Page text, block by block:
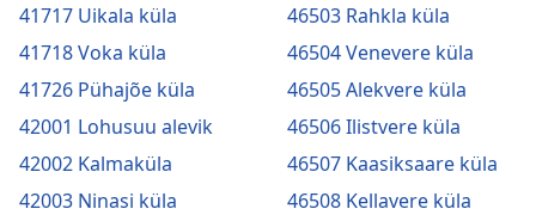
41717 Uikala küla
41718 Voka küla
41726 Pühajõe küla
42001 Lohusuu alevik
42002 Kalmaküla
42003 Ninasi küla
46503 Rahkla küla
46504 Venevere küla
46505 Alekvere küla
46506 Ilistvere küla
46507 Kaasiksaare küla
46508 Kellavere küla